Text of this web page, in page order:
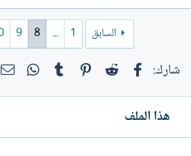
بهما..قد نشك في
والإضافة والتنميق
مقطع رواية.. إنما
لصورة إذا ما أقول
السابق 1
...
8
9
شارك: فيسبوك Reddit
Pinterest
Tumblr
هذا الملف